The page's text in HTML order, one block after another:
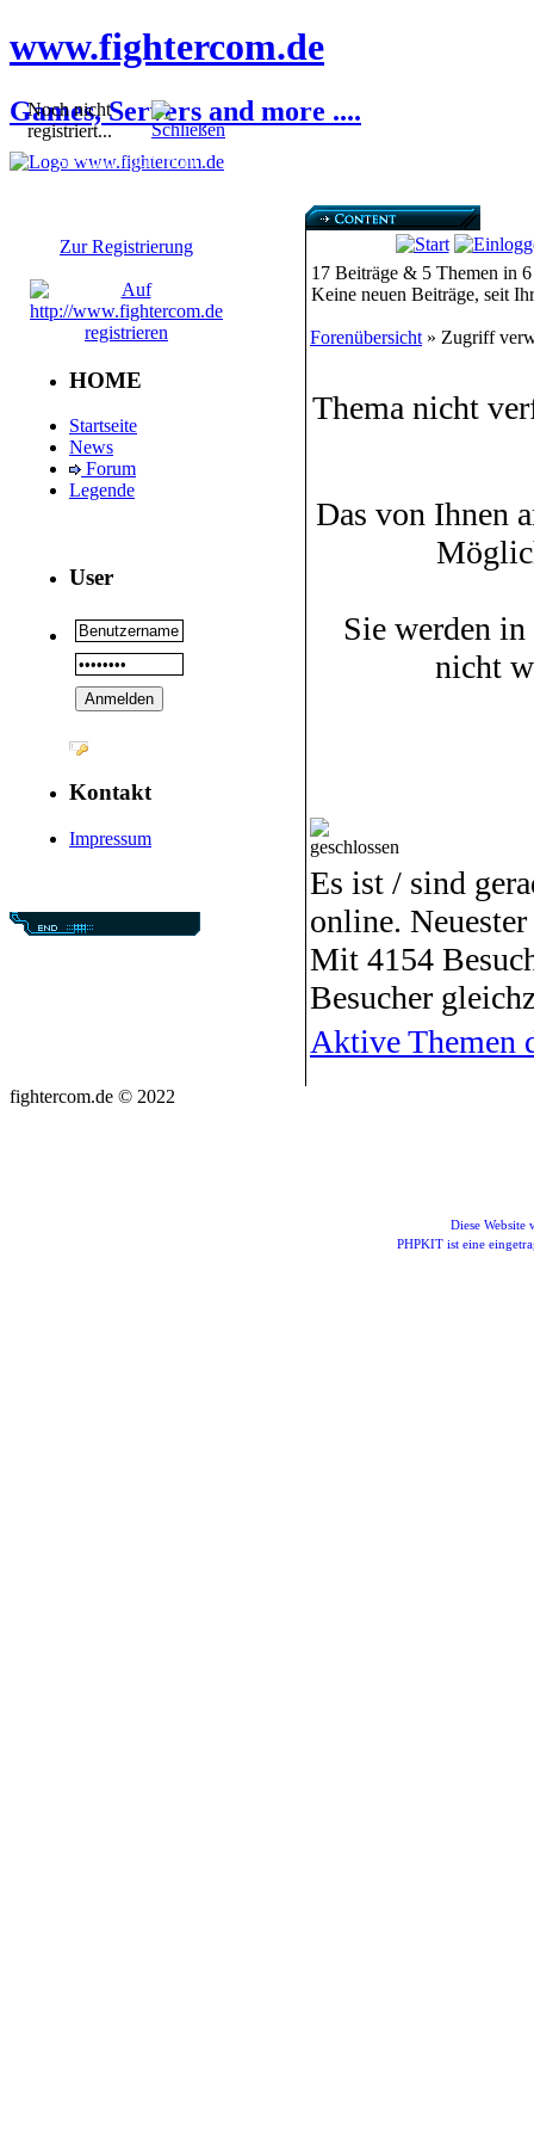
www.fightercom.de
Games, Servers and more ....
HOME
Startseite
News
Forum
Legende
User
Kontakt
Impressum
17 Beiträge & 5 Themen in
Keine neuen Beiträge, seit
Forenübersicht » Zugriff
Thema nicht
Das von Ihnen
Sie werden
nicht
Es ist / sind
online.
Mit 4154
Besucher
Aktive Themen
fightercom.de © 2022
Noch nicht
registriert...
Sie sind noch nicht
Zur Registrierung
Diese Website
PHPKIT ist eine